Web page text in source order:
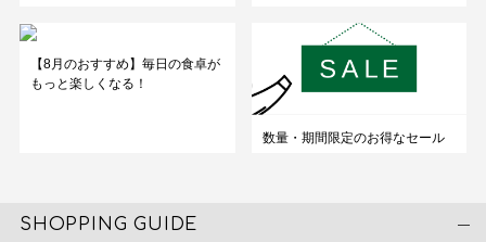
【8月のおすすめ】毎日の食卓が
もっと楽しくなる！
数量・期間限定のお得なセール
SHOPPING GUIDE